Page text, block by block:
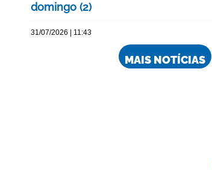
domingo (2)
31/07/2026 | 11:43
MAIS NOTÍCIAS